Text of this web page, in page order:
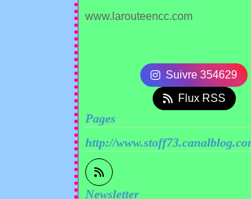
www.larouteencc.com
Suivre 354629
Flux RSS
Pages
http://
Newsletter